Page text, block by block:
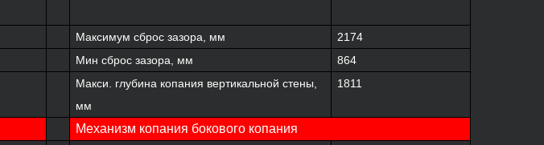
Максимум сброс зазора, мм
2174
Мин сброс зазора, мм
864
Макси. глубина копания вертикальной стены,
мм
1811
Механизм копания бокового копания